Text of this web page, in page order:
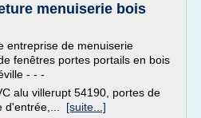
menuiserie bois
entreprise de menuiserie
fenêtres portes portails en bois
- - -
alu villerupt 54190, portes de
d'entrée,... [suite...]